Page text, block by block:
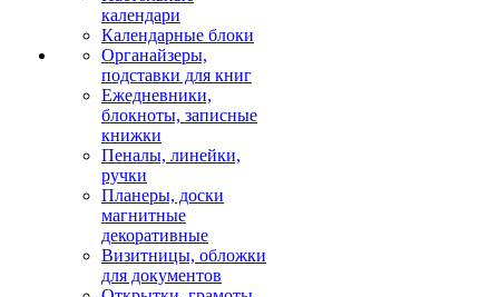
календари
Календарные блоки
Органайзеры,
подставки для книг
Ежедневники,
блокноты, записные
книжки
Пеналы, линейки,
ручки
Планеры, доски
магнитные
декоративные
Визитницы, обложки
для документов